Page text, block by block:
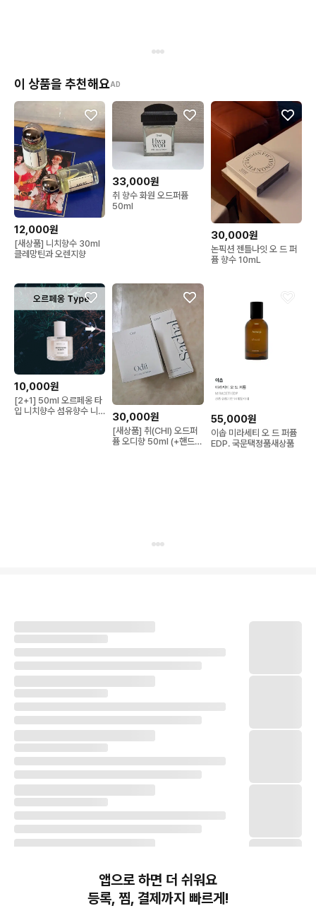
이 상품을 추천해요AD
12,000원
[새상품] 니치향수 30ml
클레망틴과 오렌지향
33,000원
취 향수 화원 오드퍼퓸
50ml
30,000원
논픽션 젠틀나잇 오 드 퍼
퓸 향수 10mL
10,000원
[2+1] 50ml 오르페옹 타
입 니치향수 섬유향수 니
30,000원
[새상품] 취(CHI) 오드퍼
퓸 오디향 50ml (+핸드크
55,000원
이솝 미라세티 오 드 퍼퓸
EDP. 국문택정품새상품
앱으로 하면 더 쉬워요
등록, 찜, 결제까지 빠르게!